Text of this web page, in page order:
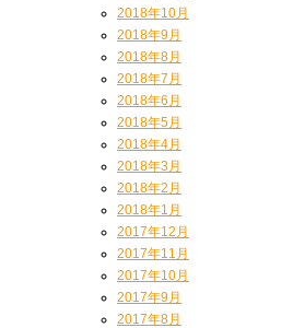
2018年10月
2018年9月
2018年8月
2018年7月
2018年6月
2018年5月
2018年4月
2018年3月
2018年2月
2018年1月
2017年12月
2017年11月
2017年10月
2017年9月
2017年8月